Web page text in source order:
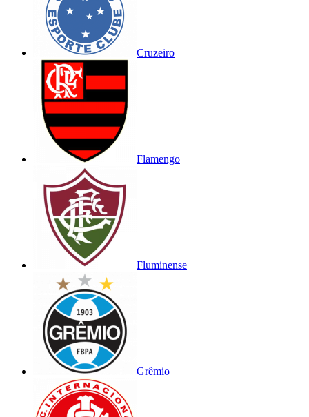
Cruzeiro
Flamengo
Fluminense
Grêmio